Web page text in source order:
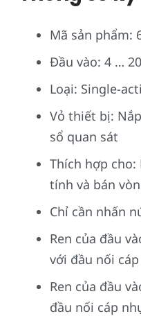
Mã sản phẩm:
Đầu vào: 4 …
Loại: Single-
Vỏ thiết bị:
sổ quan sát
Thích hợp
tính và bán
Chỉ cần nhấn
Ren của đầu
với đầu nối
Ren của đầu
đầu nối cáp